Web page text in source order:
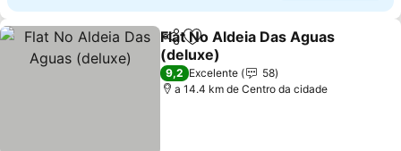
PartilharAdicionar aos favoritos
Flat No Aldeia Das Aguas
(deluxe)
Ver preços
9,2 Excelente
58
a 14.4 km de Centro da cidade